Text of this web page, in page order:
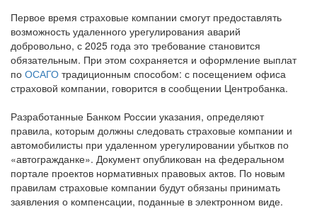
Первое время страховые компании смогут предоставлять
возможность удаленного урегулирования аварий
добровольно, с 2025 года это требование становится
обязательным. При этом сохраняется и оформление выплат
по ОСАГО традиционным способом: с посещением офиса
страховой компании, говорится в сообщении Центробанка.
Разработанные Банком России указания, определяют
правила, которым должны следовать страховые компании и
автомобилисты при удаленном урегулировании убытков по
«автогражданке». Документ опубликован на федеральном
портале проектов нормативных правовых актов. По новым
правилам страховые компании будут обязаны принимать
заявления о компенсации, поданные в электронном виде.